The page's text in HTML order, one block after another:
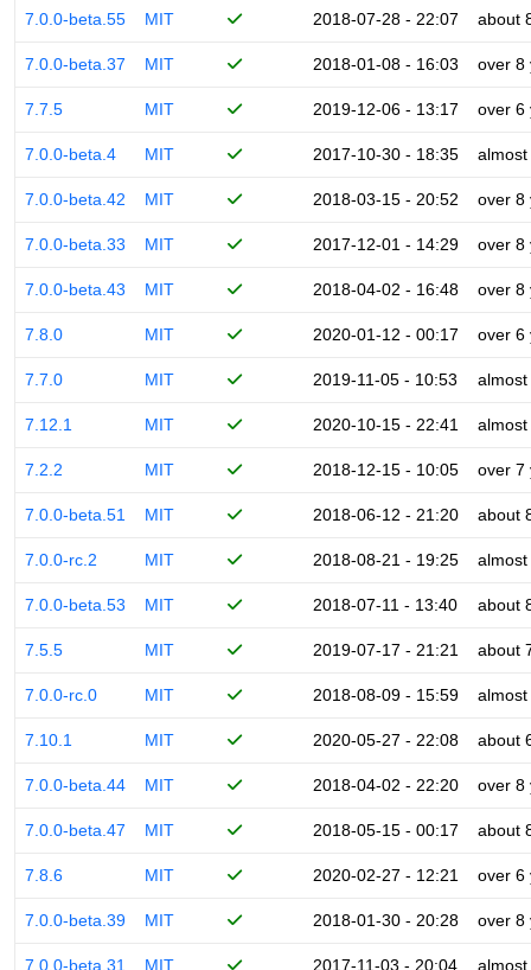
7.0.0-beta.55 MIT 2018-07-28 - 22:07 about
7.0.0-beta.37 MIT 2018-01-08 - 16:03 over 8
7.7.5 MIT 2019-12-06 - 13:17 over 6
7.0.0-beta.4 MIT 2017-10-30 - 18:35
7.0.0-beta.42 MIT 2018-03-15 - 20:52 over 8
7.0.0-beta.33 MIT 2017-12-01 - 14:29 over 8
7.0.0-beta.43 MIT 2018-04-02 - 16:48 over 8
7.8.0 MIT 2020-01-12 - 00:17 over 6
7.7.0 MIT 2019-11-05 - 10:53
7.12.1 MIT 2020-10-15 - 22:41
7.2.2 MIT 2018-12-15 - 10:05 over 7
7.0.0-beta.51 MIT 2018-06-12 - 21:20 about
7.0.0-rc.2 MIT 2018-08-21 - 19:25
7.0.0-beta.53 MIT 2018-07-11 - 13:40 about
7.5.5 MIT 2019-07-17 - 21:21 about
7.0.0-rc.0 MIT 2018-08-09 - 15:59
7.10.1 MIT 2020-05-27 - 22:08 about
7.0.0-beta.44 MIT 2018-04-02 - 22:20 over 8
7.0.0-beta.47 MIT 2018-05-15 - 00:17 about
7.8.6 MIT 2020-02-27 - 12:21 over 6
7.0.0-beta.39 MIT 2018-01-30 - 20:28 over 8
7.0.0-beta.31 MIT 2017-11-03 - 20:04